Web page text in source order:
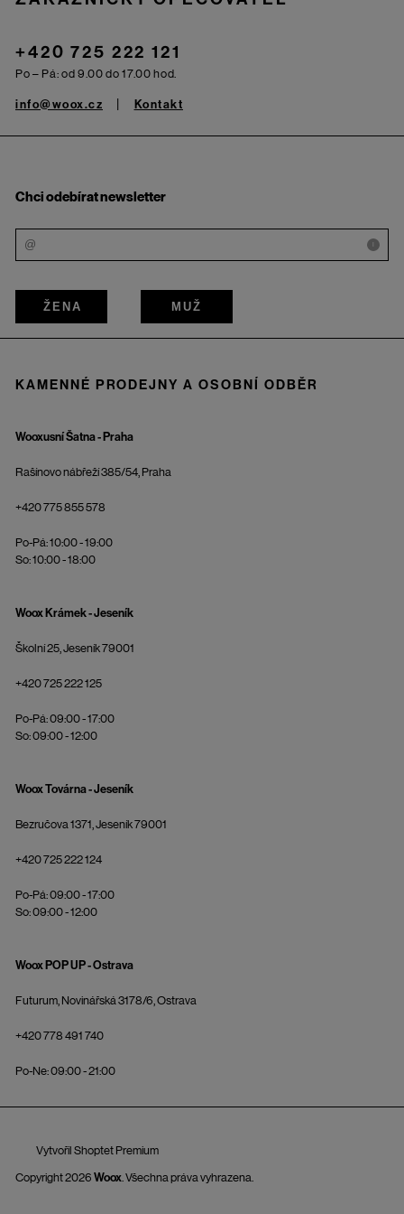
+420 725 222 121
Po – Pá: od 9.00 do 17.00 hod.
info@woox.cz Kontakt
Chci odebírat newsletter
i
ŽENA MUŽ
KAMENNÉ PRODEJNY A OSOBNÍ ODBĚR
Wooxusní Šatna - Praha
Rašínovo nábřeží 385/54, Praha
+420 775 855 578
Po-Pá: 10:00 - 19:00
So: 10:00 - 18:00
Woox Krámek - Jeseník
Školní 25, Jeseník 79001
+420 725 222 125
Po-Pá: 09:00 - 17:00
So: 09:00 - 12:00
Woox Továrna - Jeseník
Bezručova 1371, Jeseník 79001
+420 725 222 124
Po-Pá: 09:00 - 17:00
So: 09:00 - 12:00
Woox POP UP - Ostrava
Futurum, Novinářská 3178/6, Ostrava
+420 778 491 740
Po-Ne: 09:00 - 21:00
Vytvořil Shoptet Premium
Copyright 2026 Woox . Všechna práva vyhrazena.